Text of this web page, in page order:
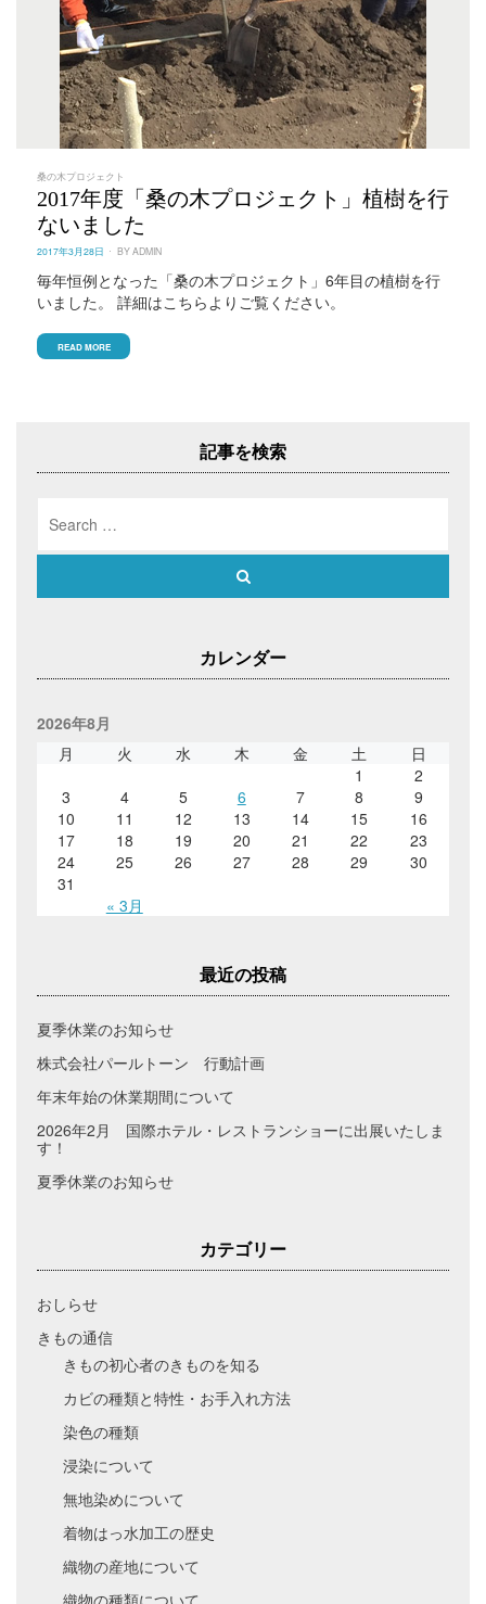
桑の木プロジェクト
2017年度「桑の木プロジェクト」植樹を行
ないました
POSTED
2017年3月28日 BYADMIN
毎年恒例となった「桑の木プロジェクト」6年目の植樹を行
いました。 詳細はこちらよりご覧ください。
READ MORE
記事を検索
for:
カレンダー
2026年8月
月
火 水 木 金 土 日
« 3月
1
2
3
4 5 6 7 8
9
10
11 12 13 14 15
16
17
18 19 20 21 22
23
24
25 26 27 28 29
30
31
最近の投稿
夏季休業のお知らせ
株式会社パールトーン 行動計画
年末年始の休業期間について
2026年2月 国際ホテル・レストランショーに出展いたしま
す！
夏季休業のお知らせ
カテゴリー
おしらせ
きもの通信
きもの初心者のきものを知る
カビの種類と特性・お手入れ方法
染色の種類
浸染について
無地染めについて
着物はっ水加工の歴史
織物の産地について